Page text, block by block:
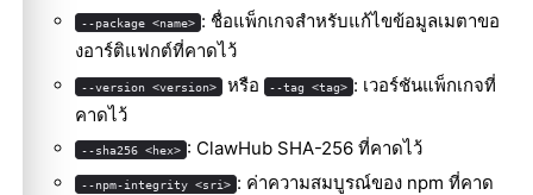
--package <name> : ชื่อแพ็กเกจสำหรับแก้ไขข้อมูลเมตาขอ
งอาร์ติแฟกต์ที่คาดไว้
--version <version> หรือ --tag <tag> : เวอร์ชันแพ็กเกจที่
คาดไว้
--sha256 <hex> : ClawHub SHA-256 ที่คาดไว้
--npm-integrity <sri> : ค่าความสมบูรณ์ของ npm ที่คาด